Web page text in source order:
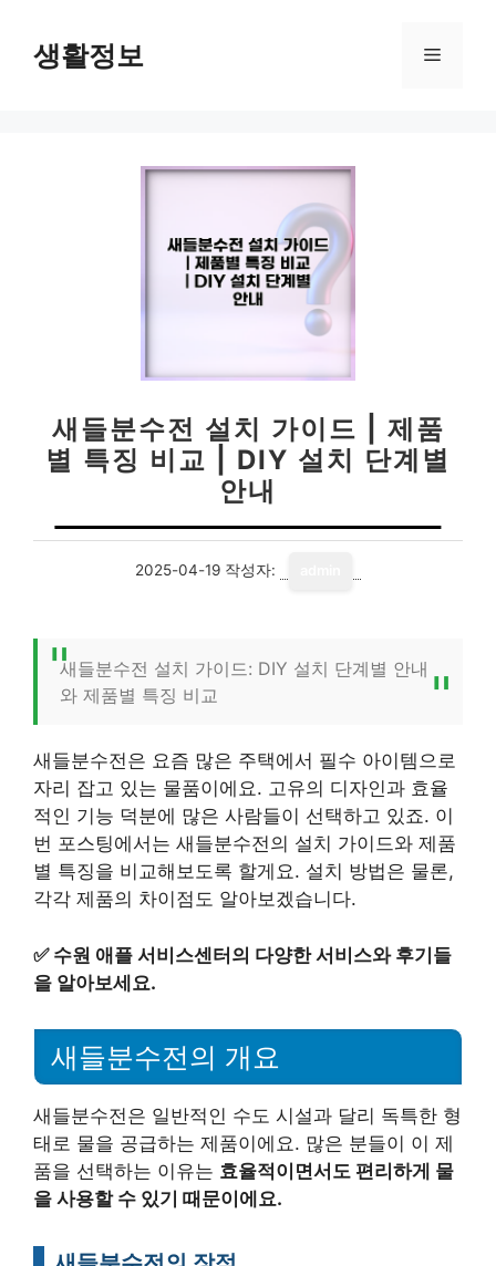
생활정보 메
새들분수전 설치 가이드 | 제품
별 특징 비교 | DIY 설치 단계별
안내
2025-04-19 작성자:
새들분수전 설치 가이드: DIY 설치 단계별 안내
와 제품별 특징 비교
새들분수전은 요즘 많은 주택에서 필수 아이템으로
자리 잡고 있는 물품이에요. 고유의 디자인과 효율
적인 기능 덕분에 많은 사람들이 선택하고 있죠. 이
번 포스팅에서는 새들분수전의 설치 가이드와 제품
별 특징을 비교해보도록 할게요. 설치 방법은 물론,
각각 제품의 차이점도 알아보겠습니다.
✅ 수원 애플 서비스센터의 다양한 서비스와 후기들
을 알아보세요.
새들분수전의 개요
새들분수전은 일반적인 수도 시설과 달리 독특한 형
태로 물을 공급하는 제품이에요. 많은 분들이 이 제
품을 선택하는 이유는 효율적이면서도 편리하게 물
을 사용할 수 있기 때문이에요.